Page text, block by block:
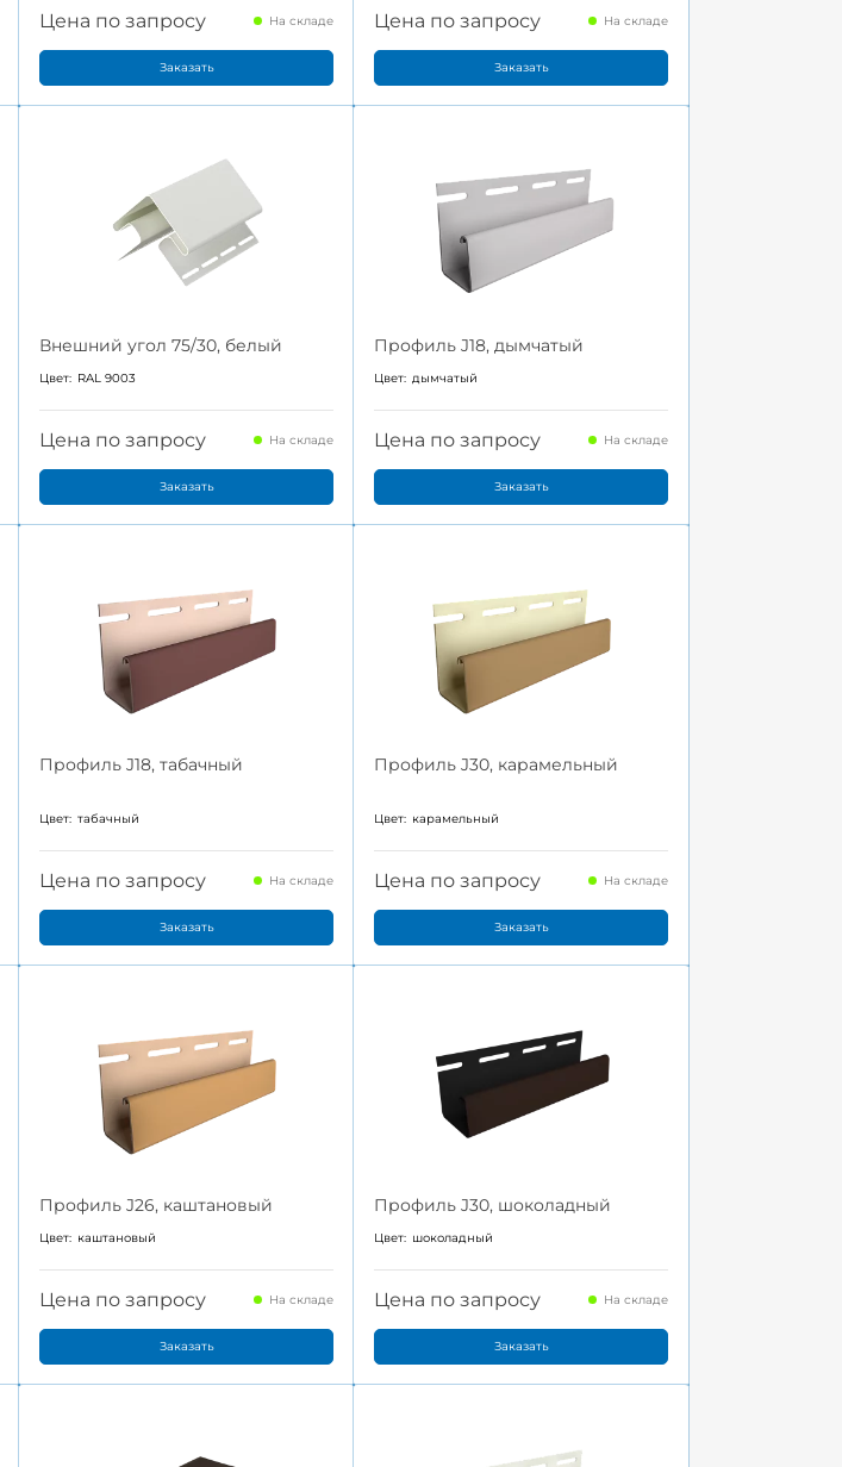
Цена по запросу На складе
Заказать
Цена по запросу На складе
Заказать
Внешний угол 75/30, белый
Цвет: RAL 9003
Цена по запросу На складе
Заказать
Профиль J18, дымчатый
Цвет: дымчатый
Цена по запросу На складе
Заказать
Профиль J18, табачный
Цвет: табачный
Цена по запросу На складе
Заказать
Профиль J30, карамельный
Цвет: карамельный
Цена по запросу На складе
Заказать
Профиль J26, каштановый
Цвет: каштановый
Цена по запросу На складе
Заказать
Профиль J30, шоколадный
Цвет: шоколадный
Цена по запросу На складе
Заказать